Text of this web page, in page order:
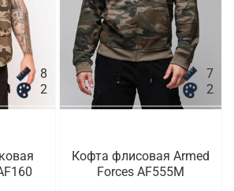
8
2
7
2
Кофта флисовая Armed
Forces AF555M